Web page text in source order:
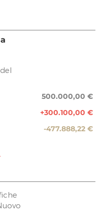
500.000,00 €
+300.100,00 €
-477.888,22 €